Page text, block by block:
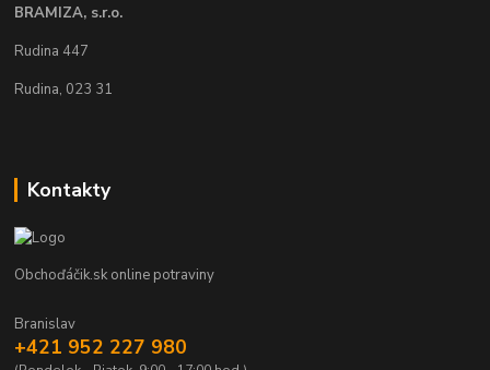
BRAMIZA, s.r.o.
Rudina 447
Rudina, 023 31
Kontakty
Obchoďáčik.sk online potraviny
Branislav
+421 952 227 980